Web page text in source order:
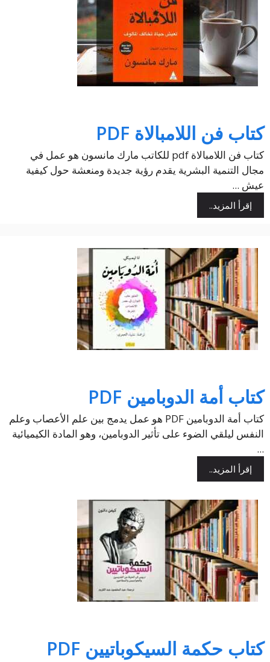
كتاب فن اللامبالاة PDF
كتاب فن اللامبالاة pdf للكاتب مارك مانسون هو عمل في
مجال التنمية البشرية يقدم رؤية جديدة ومنعشة حول كيفية
عيش ...
إقرأ المزيد..
كتاب أمة الدوبامين PDF
كتاب أمة الدوبامين PDF هو عمل يدمج بين علم الأعصاب وعلم
النفس ليلقي الضوء على تأثير الدوبامين، وهو المادة الكيميائية
...
إقرأ المزيد..
كتاب حكمة السيكوباتيين PDF